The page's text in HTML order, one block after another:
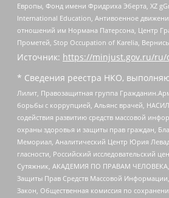
Европы, Фонд имени Фридриха Эберта, XZ
International Education, Антивоенное
отношений им Нормана Патерсона, Центр
Прометей, Stop Occupation of Karelia,
Источник: https://minjust.gov.ru/ru/
* Сведения реестра НКО,
Лилит, Правозащитная группа
борьбы с коррупцией, Альянс врачей,
содействия развитию средств массовой
охраны здоровья и защиты прав граждан,
Мемориал, Аналитический Центр Юрия
гласности, Российский исследовательский
Сутяжник, АКАДЕМИЯ ПО ПРАВАМ ЧЕЛОВЕКА,
Защиты Прав Средств Массовой
Закон, Общественная комиссия по